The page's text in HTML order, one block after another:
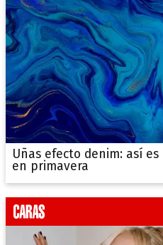
Uñas efecto denim: así
en primavera